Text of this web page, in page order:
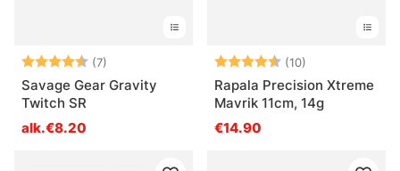
Arvio: (7)
4.6 5:sta tähdestä
Savage Gear Gravity
Twitch SR
alk.€8.20
Arvio: (10)
Rapala Precision Xtreme
Mavrik 11cm, 14g
€14.90